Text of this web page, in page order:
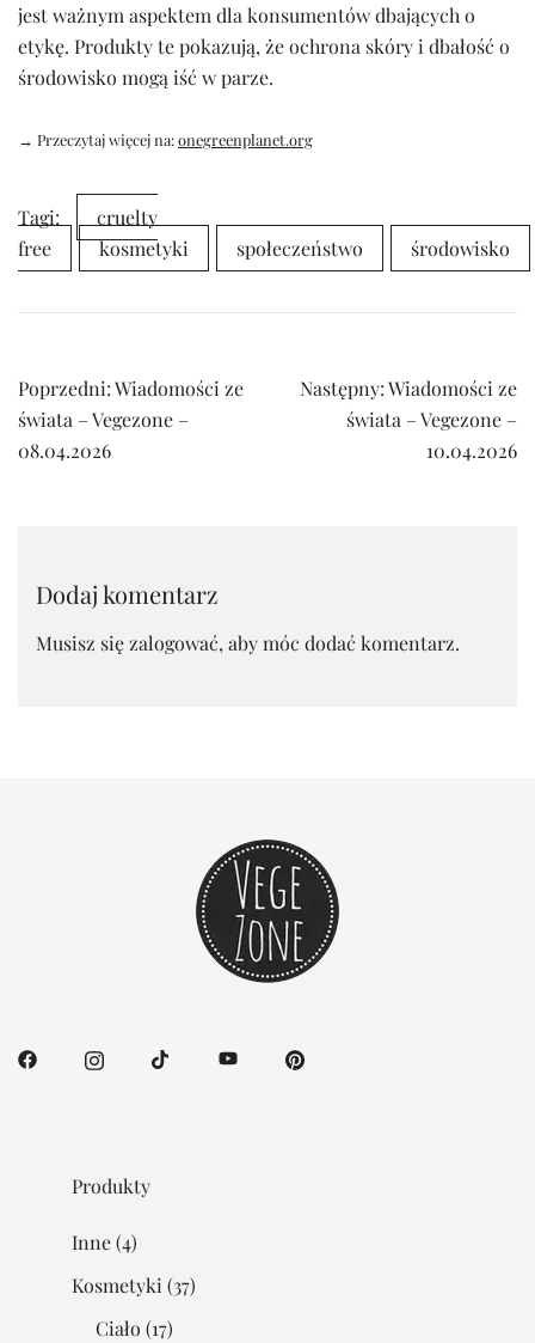
jest ważnym aspektem dla konsumentów dbających o
etykę. Produkty te pokazują, że ochrona skóry i dbałość o
środowisko mogą iść w parze.
→ Przeczytaj więcej na:onegreenplanet.org
Tagi:
cruelty
free
kosmetyki społeczeństwo środowisko
Nawigacja
wpisu
Poprzedni:Wiadomości ze
świata – Vegezone –
08.04.2026
Następny:Wiadomości ze
świata – Vegezone –
10.04.2026
Dodaj komentarz
Musisz sięzalogować, aby móc dodać komentarz.
Produkty
Inne(4)
Kosmetyki (37)
Ciało (17)